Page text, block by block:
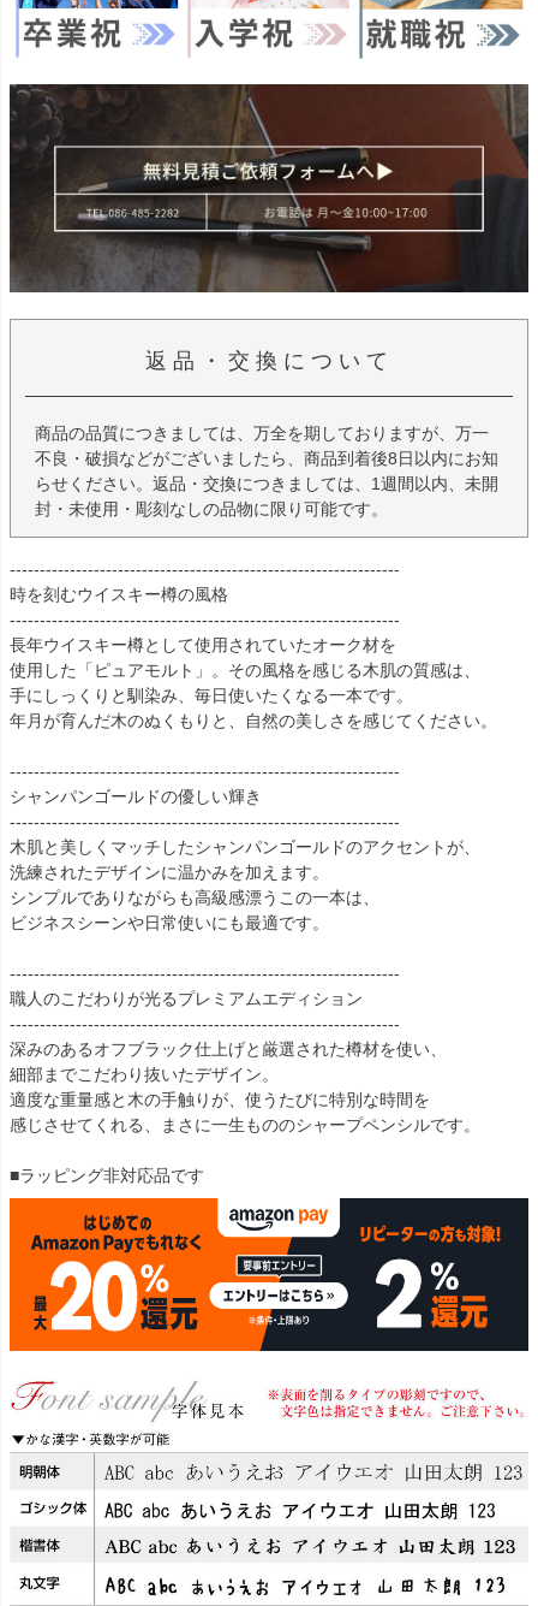
返品・交換について
商品の品質につきましては、万全を期しておりますが、万一
不良・破損などがございましたら、商品到着後8日以内にお知
らせください。返品・交換につきましては、1週間以内、未開
封・未使用・彫刻なしの品物に限り可能です。
-----------------------------------------------------------------
時を刻むウイスキー樽の風格
-----------------------------------------------------------------
長年ウイスキー樽として使用されていたオーク材を
使用した「ピュアモルト」。その風格を感じる木肌の質感は、
手にしっくりと馴染み、毎日使いたくなる一本です。
年月が育んだ木のぬくもりと、自然の美しさを感じてください。
-----------------------------------------------------------------
シャンパンゴールドの優しい輝き
-----------------------------------------------------------------
木肌と美しくマッチしたシャンパンゴールドのアクセントが、
洗練されたデザインに温かみを加えます。
シンプルでありながらも高級感漂うこの一本は、
ビジネスシーンや日常使いにも最適です。
-----------------------------------------------------------------
職人のこだわりが光るプレミアムエディション
-----------------------------------------------------------------
深みのあるオフブラック仕上げと厳選された樽材を使い、
細部までこだわり抜いたデザイン。
適度な重量感と木の手触りが、使うたびに特別な時間を
感じさせてくれる、まさに一生もののシャープペンシルです。
■ラッピング非対応品です